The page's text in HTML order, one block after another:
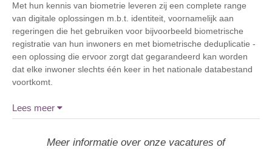
Met hun kennis van biometrie leveren zij een complete range
van digitale oplossingen m.b.t. identiteit, voornamelijk aan
regeringen die het gebruiken voor bijvoorbeeld biometrische
registratie van hun inwoners en met biometrische deduplicatie -
een oplossing die ervoor zorgt dat gegarandeerd kan worden
dat elke inwoner slechts één keer in het nationale databestand
voortkomt.
Lees meer
Meer informatie over onze vacatures of